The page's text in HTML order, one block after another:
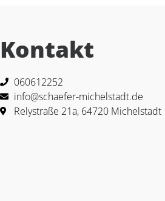
Kontakt
060612252
info@schaefer-michelstadt.de
Relystraße 21a, 64720 Michelstadt